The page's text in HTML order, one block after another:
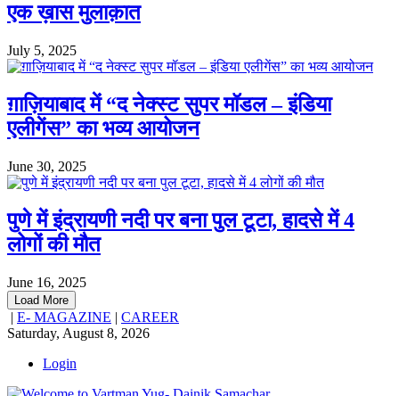
एक ख़ास मुलाक़ात
July 5, 2025
ग़ाज़ियाबाद में “द नेक्स्ट सुपर मॉडल – इंडिया
एलीगेंस” का भव्य आयोजन
June 30, 2025
पुणे में इंद्रायणी नदी पर बना पुल टूटा, हादसे में 4
लोगों की मौत
June 16, 2025
Load More
| E- MAGAZINE | CAREER
Saturday, August 8, 2026
Login